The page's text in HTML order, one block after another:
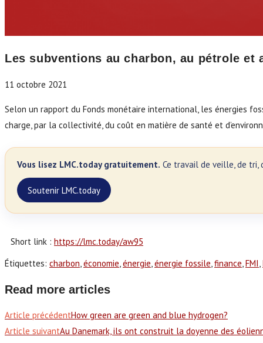
Les subventions au charbon, au pétrole
11 octobre 2021
Selon un rapport du Fonds monétaire international, les énergies
charge, par la collectivité, du coût en matière de santé et
Vous lisez LMC.today gratuitement. Ce travail de veille, de tri,
Soutenir LMC.today
Short link : https://lmc.today/aw95
Étiquettes: charbon, économie, énergie, énergie fossile, finance, FMI,
Read more articles
Article précédentHow green are green and blue hydrogen?
Article suivantAu Danemark, ils ont construit la doyenne des